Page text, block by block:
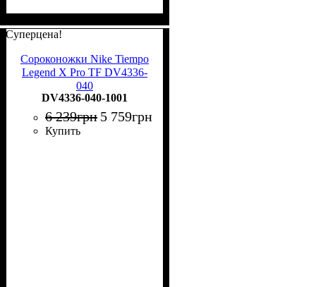
Суперцена!
Сороконожки Nike Tiempo
Legend X Pro TF DV4336-
040
DV4336-040-1001
6 239грн 5 759грн
Купить